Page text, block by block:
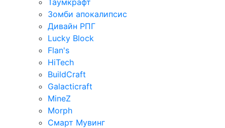
Таумкрафт
Зомби апокалипсис
Дивайн РПГ
Lucky Block
Flan's
HiTech
BuildCraft
Galacticraft
MineZ
Morph
Смарт Мувинг